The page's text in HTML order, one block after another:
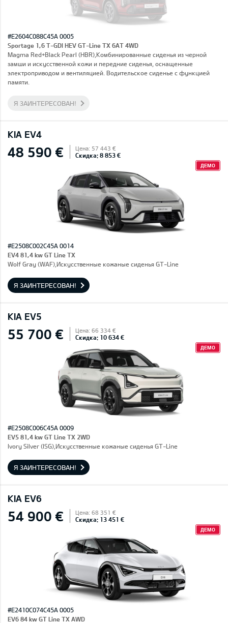
#E2604C088C45A 0005
Sportage 1,6 T-GDI HEV GT-Line TX 6AT 4WD
Magma Red+Black Pearl (HBR),Комбинированные сиденья из черной
замши и искусственной кожи и передние сиденья, оснащенные
электроприводом и вентиляцией. Водительское сиденье с функцией
памяти.
Я ЗАИНТЕРЕСОВАН!
KIA EV4
48 590 € Цена: 57 443 €
Скидка: 8 853 €
ДЕМО
#E2508C002C45A 0014
EV4 81,4 kw GT Line TX
Wolf Gray (WAF),Искусственные кожаные сиденья GT-Line
Я ЗАИНТЕРЕСОВАН!
KIA EV5
55 700 € Цена: 66 334 €
Скидка: 10 634 €
ДЕМО
#E2508C006C45A 0009
EV5 81,4 kw GT Line TX 2WD
Ivory Silver (ISG),Искусственные кожаные сиденья GT-Line
Я ЗАИНТЕРЕСОВАН!
KIA EV6
54 900 € Цена: 68 351 €
Скидка: 13 451 €
ДЕМО
#E2410C074C45A 0005
EV6 84 kw GT Line TX AWD